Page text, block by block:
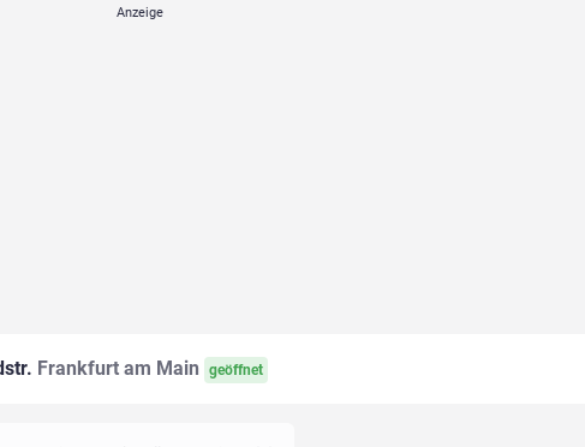
Frankfurt am Main geöffnet